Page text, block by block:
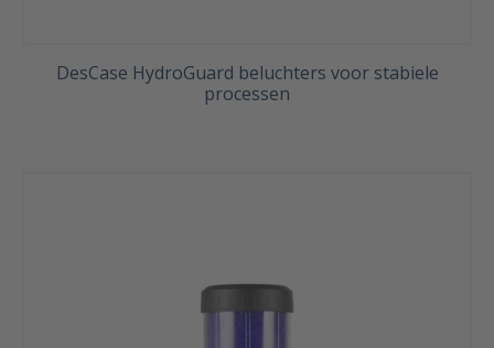
DesCase HydroGuard beluchters voor stabiele
processen